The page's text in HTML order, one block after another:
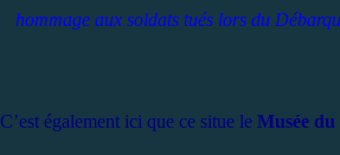
hommage aux soldats tués lors du
C’est également ici que ce situe le Musée